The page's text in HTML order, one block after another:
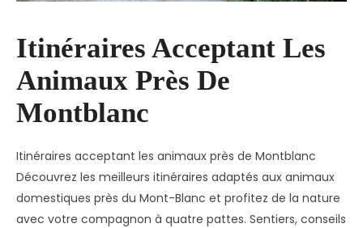
Itinéraires Acceptant Les
Animaux Près De
Montblanc
Itinéraires acceptant les animaux près de Montblanc
Découvrez les meilleurs itinéraires adaptés aux animaux
domestiques près du Mont-Blanc et profitez de la nature
avec votre compagnon à quatre pattes. Sentiers, conseils